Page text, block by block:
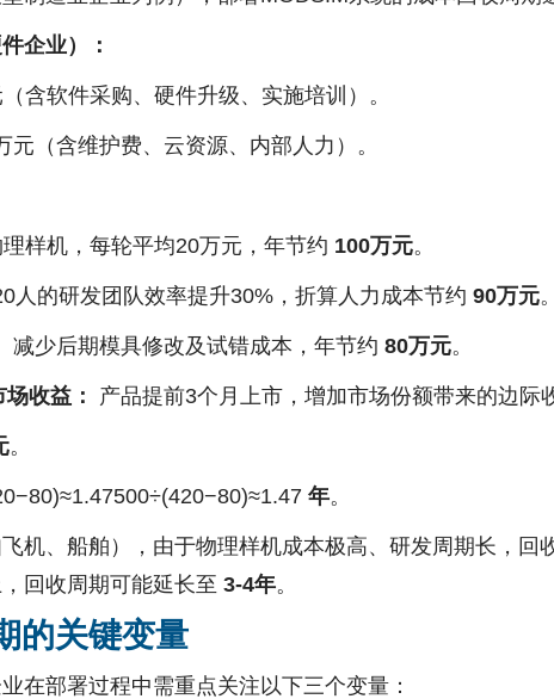
企业）：
含软件采购、硬件升级、实施培训）。
元（含维护费、云资源、内部人力）。
样机，每轮平均20万元，年节约 100万元。
人的研发团队效率提升30%，折算人力成本节约 90万元。
减少后期模具修改及试错成本，年节约 80万元。
收益： 产品提前3个月上市，增加市场份额带来的边际
。
500÷(420−80)≈1.47 年。
机、船舶），由于物理样机成本极高、研发周期长，回
回收周期可能延长至 3-4年。
的关键变量
在部署过程中需重点关注以下三个变量：